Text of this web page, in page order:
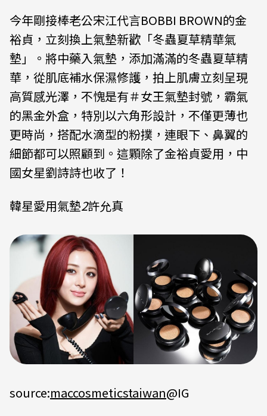
今年剛接棒老公宋江代言BOBBI BROWN的金
裕貞，立刻換上氣墊新歡「冬蟲夏草精華氣
墊」。 將中藥入氣墊，添加滿滿的冬蟲夏草精
華，從肌底補水保濕修護 ，拍上肌膚立刻呈現
高質感光澤，不愧是有＃女王氣墊封號，霸氣
的黑金外盒，特別以六角形設計，不僅更薄也
更時尚，搭配水滴型的粉撲，連眼下、鼻翼的
細節都可以照顧到。這顆除了金裕貞愛用，中
國女星劉詩詩也收了！
韓星愛用氣墊2許允真
source:maccosmeticstaiwan@IG